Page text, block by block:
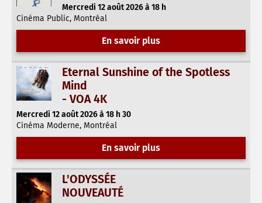
Mercredi 12 août 2026 à 18 h
Cinéma Public, Montréal
En savoir plus
Eternal Sunshine of the Spotless
Mind
- VOA 4K
Mercredi 12 août 2026 à 18 h 30
Cinéma Moderne, Montréal
En savoir plus
L'ODYSSÉE
NOUVEAUTÉ